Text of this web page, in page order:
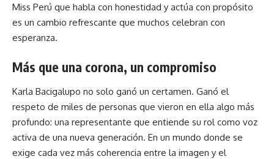
Miss Perú que habla con honestidad y actúa con propósito
es un cambio refrescante que muchos celebran con
esperanza.
Más que una corona, un compromiso
Karla Bacigalupo no solo ganó un certamen. Ganó el
respeto de miles de personas que vieron en ella algo más
profundo: una representante que entiende su rol como voz
activa de una nueva generación. En un mundo donde se
exige cada vez más coherencia entre la imagen y el